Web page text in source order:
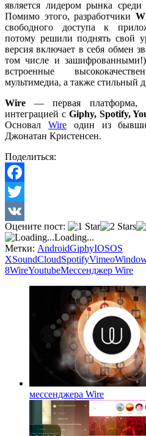
является лидером рынка
Помимо этого, разработчики
свободного доступа к
потому решили поднять свой
версия включает в себя обмен
том числе и
встроенные
мультимедиа, а также стильный
Wire — первая платформа,
интеграцией с Giphy, Spotify,
Основал Wireодин из
Джонатан Кристенсен.
Поделиться:
Facebook
Twitter
VK
Оцените пост:
Loading...
Метки: AndroidGiphyIOSOS
XSoundCloudSpotifyVimeo
8WireYoutubeМессенджер Wire
мессенджера Wire